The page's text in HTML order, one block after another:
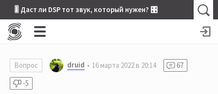
🎚 Даст ли DSP тот звук, который нужен? 🎛
Вопрос druid 16 марта 2022 в 20:14
67
-5